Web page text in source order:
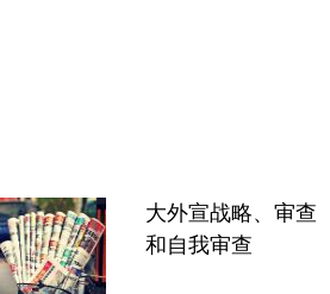
大外宣战略、审查
和自我审查